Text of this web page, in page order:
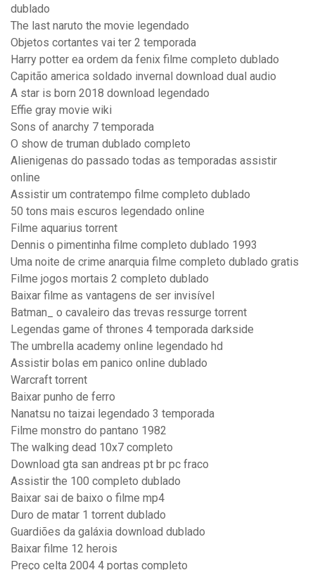
dublado
The last naruto the movie legendado
Objetos cortantes vai ter 2 temporada
Harry potter ea ordem da fenix filme completo dublado
Capitão america soldado invernal download dual audio
A star is born 2018 download legendado
Effie gray movie wiki
Sons of anarchy 7 temporada
O show de truman dublado completo
Alienigenas do passado todas as temporadas assistir
online
Assistir um contratempo filme completo dublado
50 tons mais escuros legendado online
Filme aquarius torrent
Dennis o pimentinha filme completo dublado 1993
Uma noite de crime anarquia filme completo dublado gratis
Filme jogos mortais 2 completo dublado
Baixar filme as vantagens de ser invisível
Batman_ o cavaleiro das trevas ressurge torrent
Legendas game of thrones 4 temporada darkside
The umbrella academy online legendado hd
Assistir bolas em panico online dublado
Warcraft torrent
Baixar punho de ferro
Nanatsu no taizai legendado 3 temporada
Filme monstro do pantano 1982
The walking dead 10x7 completo
Download gta san andreas pt br pc fraco
Assistir the 100 completo dublado
Baixar sai de baixo o filme mp4
Duro de matar 1 torrent dublado
Guardiões da galáxia download dublado
Baixar filme 12 herois
Preço celta 2004 4 portas completo